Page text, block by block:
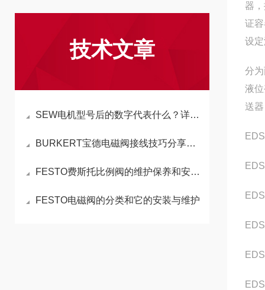
技术文章
SEW电机型号后的数字代表什么？详解电机型号数字含义
BURKERT宝德电磁阀接线技巧分享，轻松实现正确安装
FESTO费斯托比例阀的维护保养和安装使用应注意事项
FESTO电磁阀的分类和它的安装与维护
器
证
设
分
液
送